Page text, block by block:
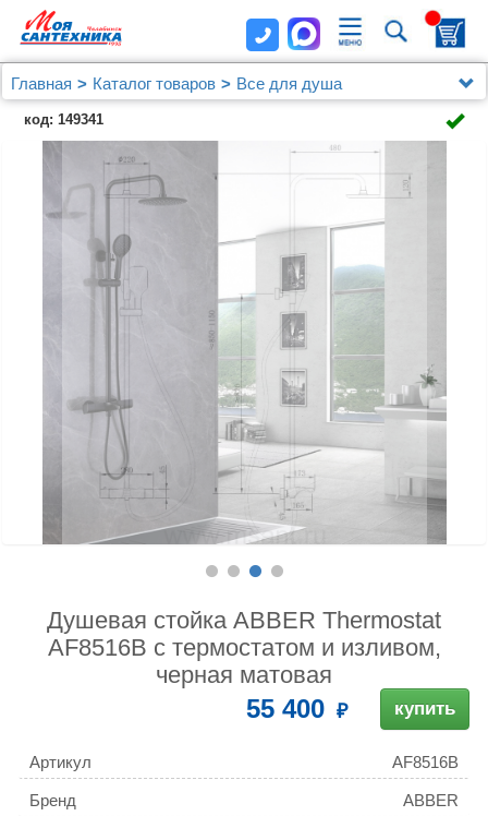
Главная Каталог товаров
Все для душа
Душевая стойка ABBER Thermostat AF8516B с
термостатом и изливом, черная матовая
код: 149341
Душевая стойка ABBER Thermostat
AF8516B с термостатом и изливом,
черная матовая
55 400 купить
Артикул AF8516B
Бренд ABBER